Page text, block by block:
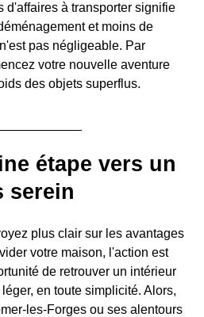
d'affaires à transporter signifie
et moins de
pas négligeable. Par
votre nouvelle aventure
des objets superflus.
étape vers un
serein
plus clair sur les avantages
votre maison, l'action est
de retrouver un intérieur
en toute simplicité. Alors,
les-Forges ou ses alentours